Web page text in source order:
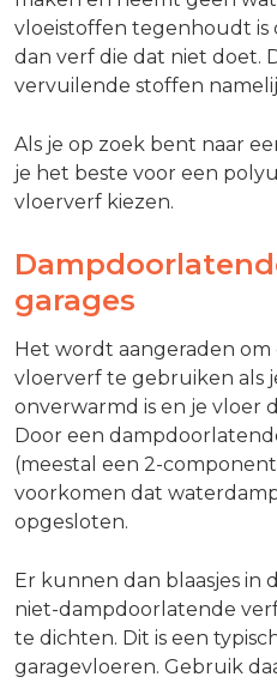
vloeistoffen tegenhoudt is
dan verf die dat niet doet.
vervuilende stoffen
Als je op zoek bent naar
je het beste voor een
vloerverf kiezen.
garages
Het wordt aangeraden
vloerverf te gebruiken als
onverwarmd is en je vloer
Door een
(meestal een 2-
voorkomen dat
opgesloten.
Er kunnen dan blaasjes in
niet-dampdoorlatende
te dichten. Dit is een
garagevloeren. Gebruik